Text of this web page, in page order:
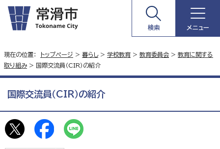
検索 メニュー
現在の位置： トップページ > 暮らし> 学校教育 > 教育委員会 > 教育に関する
取り組み> 国際交流員（CIR）の紹介
国際交流員（CIR）の紹介